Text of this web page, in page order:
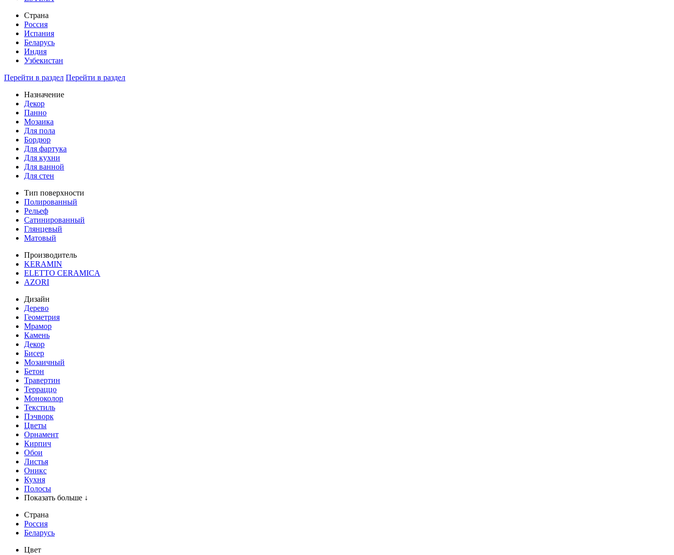
Страна
Россия
Испания
Беларусь
Индия
Узбекистан
Перейти в раздел Перейти в раздел
Назначение
Декор
Панно
Мозаика
Для пола
Бордюр
Для фартука
Для кухни
Для ванной
Для стен
Тип поверхности
Полированный
Рельеф
Сатинированный
Глянцевый
Матовый
Производитель
KERAMIN
ELETTO CERAMICA
AZORI
Дизайн
Дерево
Геометрия
Мрамор
Камень
Декор
Бисер
Мозаичный
Бетон
Травертин
Терраццо
Моноколор
Текстиль
Пэчворк
Цветы
Орнамент
Кирпич
Обои
Листья
Оникс
Кухня
Полосы
Показать больше ↓
Страна
Россия
Беларусь
Цвет